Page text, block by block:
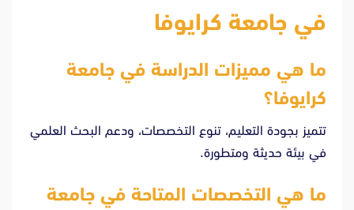
في جامعة كرايوفا
ما هي مميزات الدراسة في جامعة
كرايوفا؟
تتميز بجودة التعليم، تنوع التخصصات، ودعم البحث العلمي
في بيئة حديثة ومتطورة.
ما هي التخصصات المتاحة في جامعة